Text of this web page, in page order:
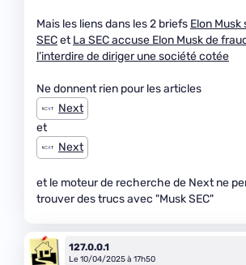
Mais les liens dans les 2 briefs Elon Musk
SECetLa SEC accuse Elon Musk de
l’interdire de diriger une société cotée
Ne donnent rien pour les articles
Next
et
Next
et le moteur de recherche de Next ne
trouver des trucs avec "Musk SEC"
127.0.0.1
Le 10/04/2025 à 17h50